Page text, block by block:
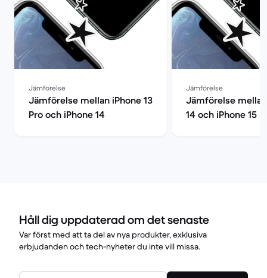
Jämförelse
Jämförelse mellan iPhone 13
Pro och iPhone 14
Jämförelse
Jämförelse
14 och iPhone 15
Håll dig uppdaterad om det senaste
Var först med att ta del av nya produkter, exklusiva
erbjudanden och tech-nyheter du inte vill missa.